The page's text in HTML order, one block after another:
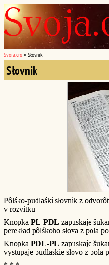
Svoja.org » Słovnik
Słovnik
Pôlśko-pudlaśki słovnik z
v rozvitku.
Knopka PL-PDL zapuskaje
perekład pôlśkoho słova z pola
Knopka PDL-PL zapuskaje
vystupaje pudlaśkie słovo z pola